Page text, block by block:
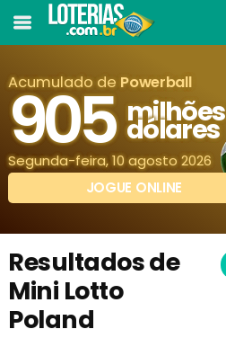
Acumulado de Powerball
905 milhões
dólares
Segunda-feira, 10 agosto 2026
JOGUE ONLINE
Resultados de
Mini Lotto
Poland